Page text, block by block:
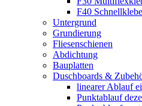
F40
Untergrund
Grundierung
Fliesenschienen
Abdichtung
Bauplatten
Duschboards &
linearer Ablauf
Punktablauf